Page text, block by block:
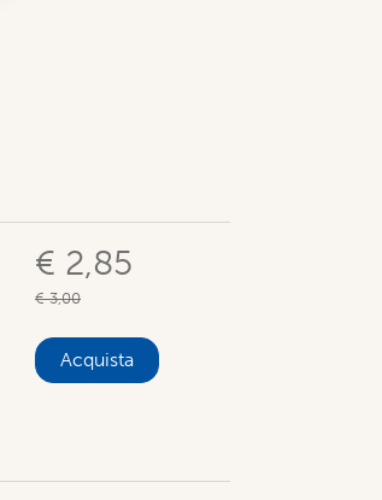
€ 2,85
€ 3,00
Acquista